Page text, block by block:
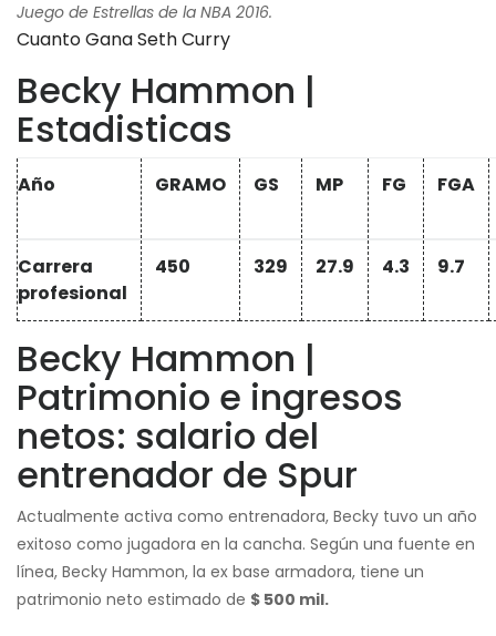
Juego de Estrellas de la NBA 2016.
Cuanto Gana Seth Curry
Becky Hammon |
Estadisticas
Año GRAMO GS MP FG FGA
Carrera
profesional
450 329 27.9 4.3 9.7
Becky Hammon |
Patrimonio e ingresos
netos: salario del
entrenador de Spur
Actualmente activa como entrenadora, Becky tuvo un año
exitoso como jugadora en la cancha. Según una fuente en
línea, Becky Hammon, la ex base armadora, tiene un
patrimonio neto estimado de $ 500 mil.